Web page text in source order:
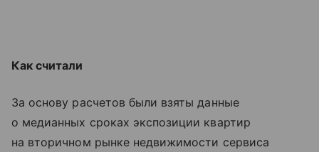
Как считали
За основу расчетов были взяты данные
о медианных сроках экспозиции квартир
на вторичном рынке недвижимости сервиса